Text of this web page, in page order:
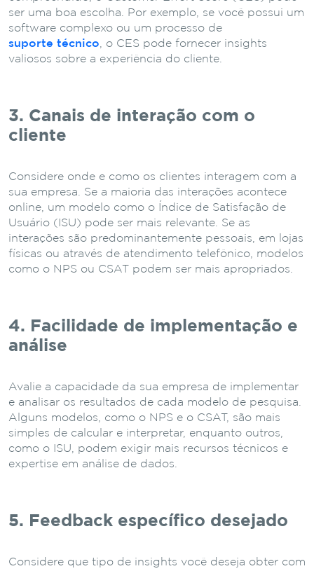
ser uma boa escolha. Por exemplo, se você possui um
software complexo ou um processo de
suporte técnico , o CES pode fornecer insights
valiosos sobre a experiência do cliente.
3. Canais de interação com o
cliente
Considere onde e como os clientes interagem com a
sua empresa. Se a maioria das interações acontece
online, um modelo como o Índice de Satisfação de
Usuário (ISU) pode ser mais relevante. Se as
interações são predominantemente pessoais, em lojas
físicas ou através de atendimento telefônico, modelos
como o NPS ou CSAT podem ser mais apropriados.
4. Facilidade de implementação e
análise
Avalie a capacidade da sua empresa de implementar
e analisar os resultados de cada modelo de pesquisa.
Alguns modelos, como o NPS e o CSAT, são mais
simples de calcular e interpretar, enquanto outros,
como o ISU, podem exigir mais recursos técnicos e
expertise em análise de dados.
5. Feedback específico desejado
Considere que tipo de insights você deseja obter com